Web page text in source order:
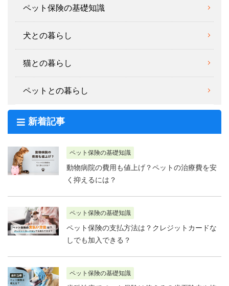
ペット保険の基礎知識
犬との暮らし
猫との暮らし
ペットとの暮らし
新着記事
ペット保険の基礎知識
動物病院の費用も値上げ？ペットの治療費を安
く抑えるには？
ペット保険の基礎知識
ペット保険の支払方法は？クレジットカードな
しでも加入できる？
ペット保険の基礎知識